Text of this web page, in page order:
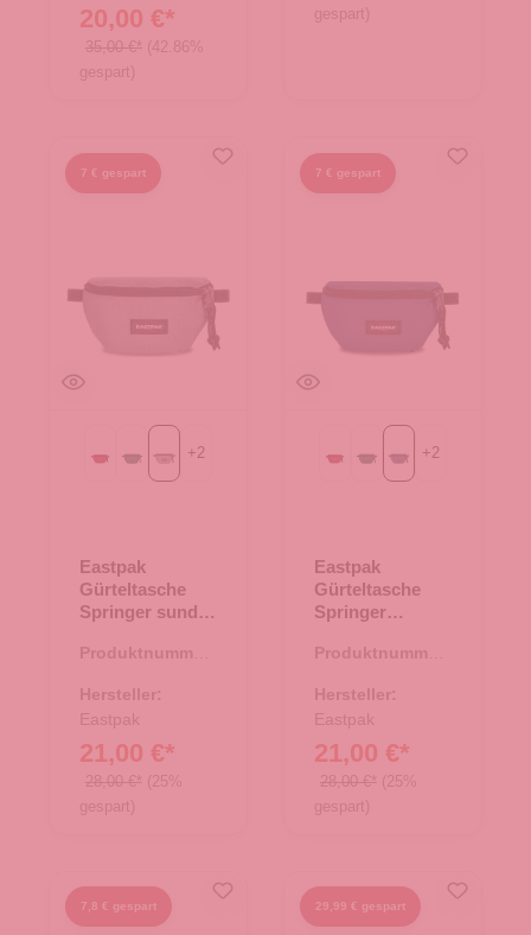
20,00 €*
35,00 €* (42.86%
gespart)
gespart)
7 € gespart
Sailor Red
grün sunday grey
+2
Eastpak
Gürteltasche
Springer sunday
Produktnummer:
Hersteller:
Eastpak
21,00 €*
28,00 €* (25%
gespart)
7 € gespart
Sailor Red
grünpowder pilot
+2
Eastpak
Gürteltasche
Springer
Produktnummer:
Hersteller:
Eastpak
21,00 €*
28,00 €* (25%
gespart)
7,8 € gespart 29,99 € gespart